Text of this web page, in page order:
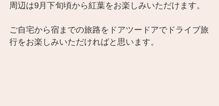
周辺は9月下旬頃から紅葉をお楽しみいただけます。
ご自宅から宿までの旅路をドアツードアでドライブ旅
行をお楽しみいただければと思います。